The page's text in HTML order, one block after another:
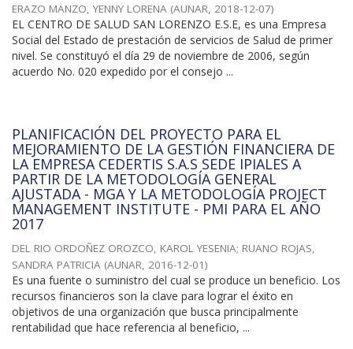
ERAZO MANZO, YENNY LORENA (AUNAR, 2018-12-07)
EL CENTRO DE SALUD SAN LORENZO E.S.E, es una Empresa
Social del Estado de prestación de servicios de Salud de primer
nivel. Se constituyó el día 29 de noviembre de 2006, según
acuerdo No. 020 expedido por el consejo ...
PLANIFICACIÓN DEL PROYECTO PARA EL
MEJORAMIENTO DE LA GESTIÓN FINANCIERA DE
LA EMPRESA CEDERTIS S.A.S SEDE IPIALES A
PARTIR DE LA METODOLOGÍA GENERAL
AJUSTADA - MGA Y LA METODOLOGÍA PROJECT
MANAGEMENT INSTITUTE - PMI PARA EL AÑO
2017
DEL RIO ORDOÑEZ OROZCO, KAROL YESENIA; RUANO ROJAS,
SANDRA PATRICIA (AUNAR, 2016-12-01)
Es una fuente o suministro del cual se produce un beneficio. Los
recursos financieros son la clave para lograr el éxito en
objetivos de una organización que busca principalmente
rentabilidad que hace referencia al beneficio, ...